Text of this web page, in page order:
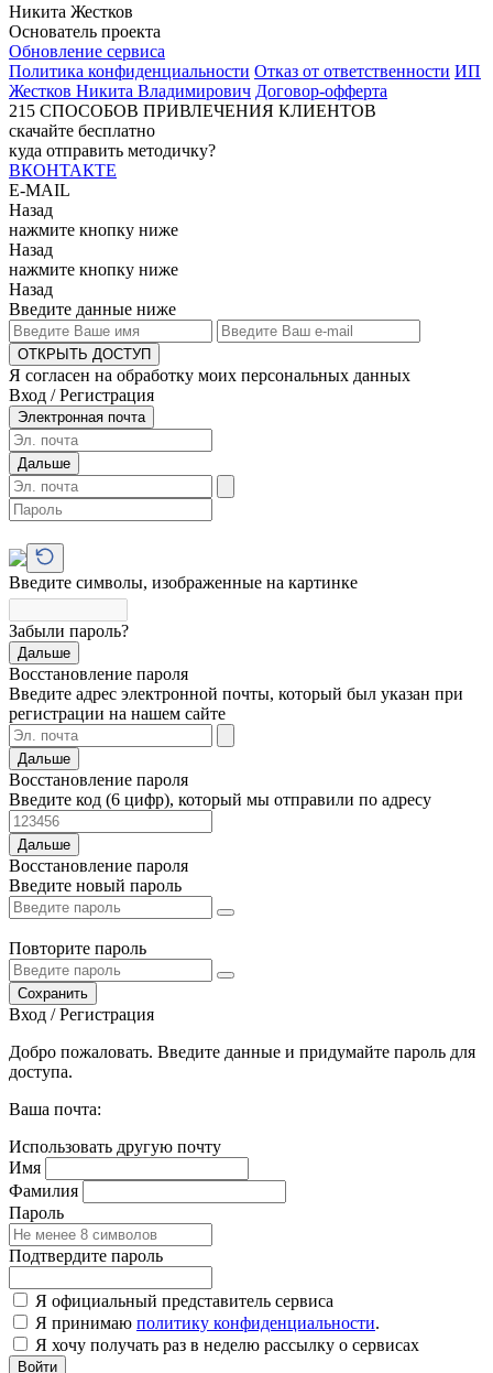
Никита Жестков
Основатель проекта
Обновление сервиса
Политика конфиденциальности Отказ от ответственности ИП
Жестков Никита Владимирович Договор-офферта
215 СПОСОБОВ ПРИВЛЕЧЕНИЯ КЛИЕНТОВ
скачайте бесплатно
куда отправить методичку?
ВКОНТАКТЕ
E-MAIL
Назад
нажмите кнопку ниже
Назад
нажмите кнопку ниже
Назад
Введите данные ниже
ОТКРЫТЬ ДОСТУП
Я согласен на обработку моих персональных данных
Вход / Регистрация
Электронная почта
Дальше
Введите символы, изображенные на картинке
Забыли пароль?
Дальше
Восстановление пароля
Введите адрес электронной почты, который был указан при
регистрации на нашем сайте
Дальше
Восстановление пароля
Введите код (6 цифр), который мы отправили по адресу
Дальше
Восстановление пароля
Введите новый пароль
Повторите пароль
Сохранить
Вход / Регистрация
Добро пожаловать. Введите данные и придумайте пароль для
доступа.
Ваша почта:
Использовать другую почту
Имя
Фамилия
Пароль
Подтвердите пароль
Я официальный представитель сервиса
Я принимаю политику конфиденциальности.
Я хочу получать раз в неделю рассылку о сервисах
Войти